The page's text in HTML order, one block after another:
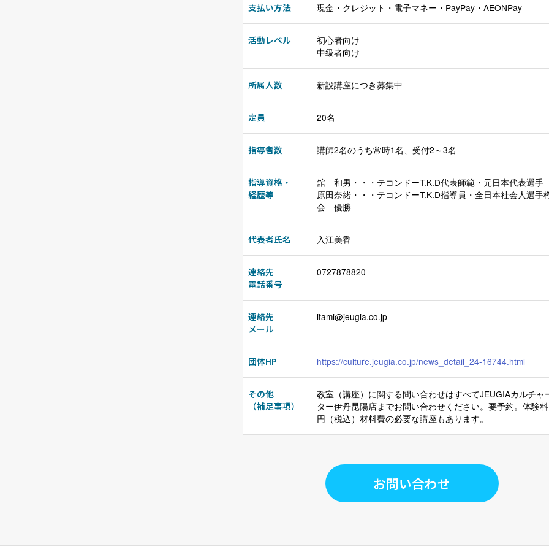
支払い方法 現金・クレジット・電子マネー・PayPay・AEONPay
活動レベル
初心者向け
中級者向け
所属人数 新設講座につき募集中
定員 20名
指導者数 講師2名のうち常時1名、受付2～3名
指導資格・
経歴等
舘 和男・・・テコンドーT.K.D代表師範・元日本代表選手
原田奈緒・・・テコンドーT.K.D指導員・全日本社会人選手
会 優勝
代表者氏名 入江美香
連絡先
電話番号
0727878820
連絡先
メール
itami@jeugia.co.jp
団体HP https://culture.jeugia.co.jp/news_detail_24-16744.html
その他
（補足事項）
教室（講座）に関する問い合わせはすべてJEUGIAカルチャ
ター伊丹昆陽店までお問い合わせください。要予約。体験
円（税込）材料費の必要な講座もあります。
お問い合わせ